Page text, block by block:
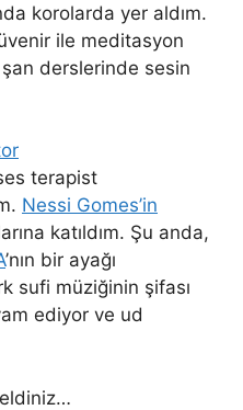
korolarda yer aldım.
ile meditasyon
derslerinde sesin
terapist
Nessi Gomes’in
katıldım. Şu anda,
’nın bir ayağı
sufi müziğinin şifası
ediyor ve ud